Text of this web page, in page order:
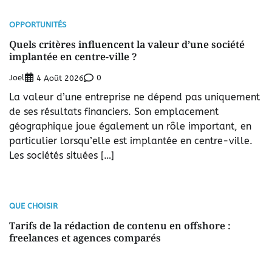
OPPORTUNITÉS
Quels critères influencent la valeur d’une société
implantée en centre-ville ?
Joel 4 Août 2026 0
La valeur d’une entreprise ne dépend pas uniquement
de ses résultats financiers. Son emplacement
géographique joue également un rôle important, en
particulier lorsqu’elle est implantée en centre-ville.
Les sociétés situées […]
QUE CHOISIR
Tarifs de la rédaction de contenu en offshore :
freelances et agences comparés